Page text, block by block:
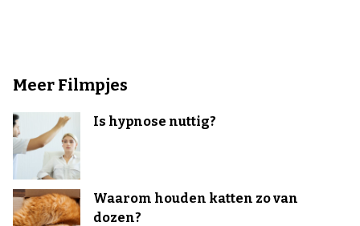
Meer Filmpjes
Is hypnose nuttig?
Waarom houden katten zo van
dozen?